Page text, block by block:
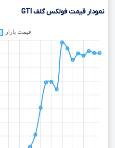
نمودار قیمت فولکس گلفGTI